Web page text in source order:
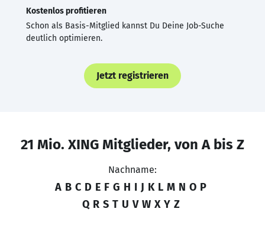
Kostenlos profitieren
Schon als Basis-Mitglied kannst Du Deine Job-Suche
deutlich optimieren.
Jetzt registrieren
21 Mio. XING Mitglieder, von A bis Z
Nachname:
A B C D E F G H I J K L M N O P
Q R S T U V W X Y Z